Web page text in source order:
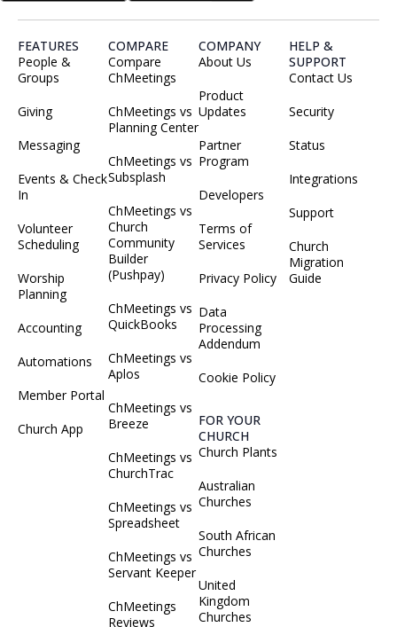
FEATURES
People &
Groups
Giving
Messaging
Events & Check
In
Volunteer
Scheduling
Worship
Planning
Accounting
Automations
Member Portal
Church App
COMPARE
Compare
ChMeetings
ChMeetings vs
Planning Center
ChMeetings vs
Subsplash
ChMeetings vs
Church
Community
Builder
(Pushpay)
ChMeetings vs
QuickBooks
ChMeetings vs
Aplos
ChMeetings vs
Breeze
ChMeetings vs
ChurchTrac
ChMeetings vs
Spreadsheet
ChMeetings vs
Servant Keeper
ChMeetings
Reviews
COMPANY
About Us
Product
Updates
Partner
Program
Developers
Terms of
Services
Privacy Policy
Data
Processing
Addendum
Cookie Policy
FOR YOUR
CHURCH
Church Plants
Australian
Churches
South African
Churches
United
Kingdom
Churches
HELP &
SUPPORT
Contact Us
Security
Status
Integrations
Support
Church
Migration
Guide